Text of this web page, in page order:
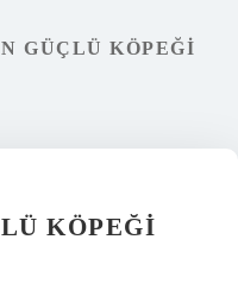
GÜÇLÜ KÖPEĞI
KÖPEĞI